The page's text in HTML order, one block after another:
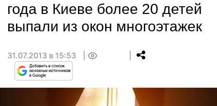
года в Киеве более 20 детей
выпали из окон многоэтажек
31.07.2013 в 15:53